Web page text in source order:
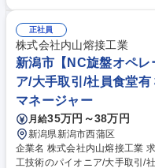
の管理、社会保険関連の業務
業務を担当いただきます！先輩
ちろん未経験者でもご安心下さい。 募集職種 【三重県津市】管
事)土日休み＆残業少なめ◎
正社員
株式会社内山熔接工業
新潟市【NC旋盤オペ
ア/大手取引/社員食堂
マネージャー
月給35万円～38万円
新潟県新潟市西蒲区
企業名 株式会社内山熔接工業 求人名 新潟市【NC旋盤オペレータ】総合加
工技術のパイオニア/大手取引/社員食堂有 仕事の内容